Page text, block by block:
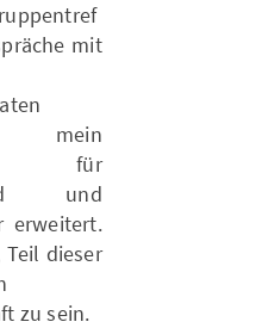
mit
mein
für
und
erweitert.
dieser
zu sein.